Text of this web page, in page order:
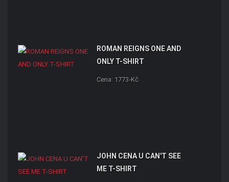
ROMAN REIGNS ONE AND
ONLY T-SHIRT
Cena: 1773-Kč
JOHN CENA U CAN'T SEE
ME T-SHIRT